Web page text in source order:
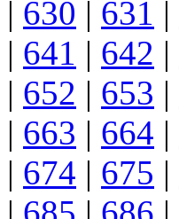
| 630 | 631 |
| 641 | 642 |
| 652 | 653 |
| 663 | 664 |
| 674 | 675 |